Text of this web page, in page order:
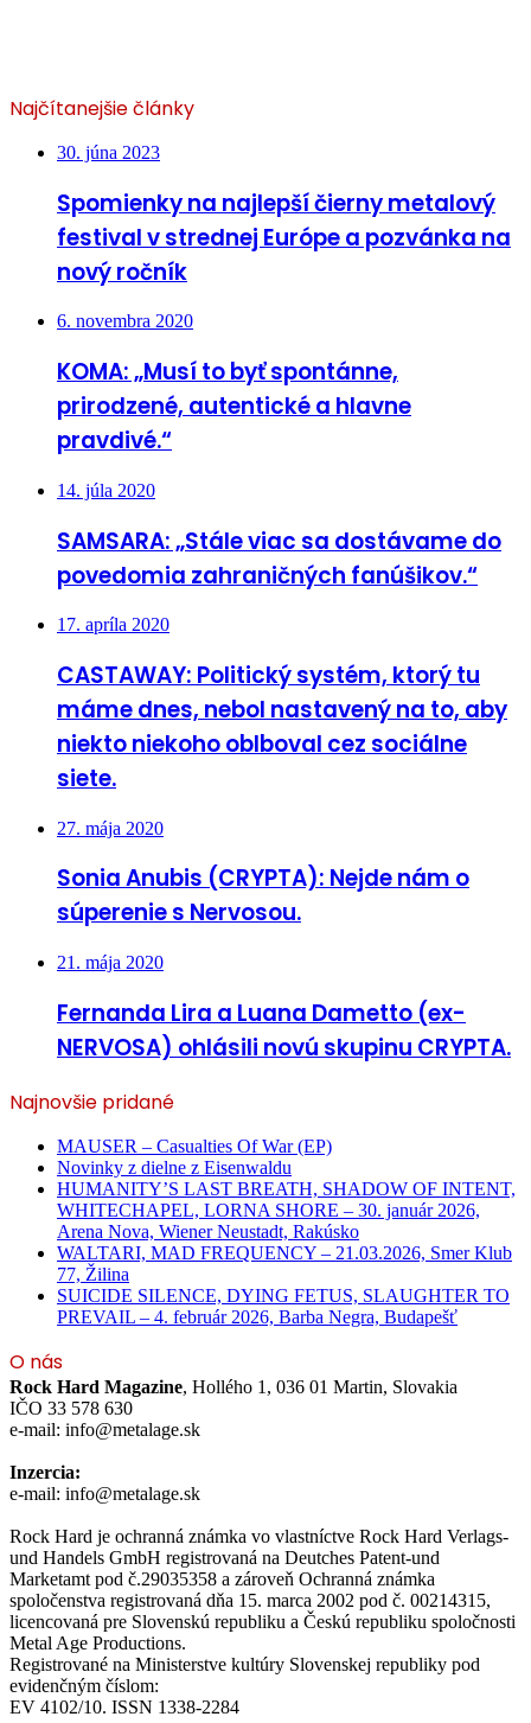
Najčítanejšie články
30. júna 2023
Spomienky na najlepší čierny metalový
festival v strednej Európe a pozvánka na
nový ročník
6. novembra 2020
KOMA: „Musí to byť spontánne,
prirodzené, autentické a hlavne
pravdivé.“
14. júla 2020
SAMSARA: „Stále viac sa dostávame do
povedomia zahraničných fanúšikov.“
17. apríla 2020
CASTAWAY: Politický systém, ktorý tu
máme dnes, nebol nastavený na to, aby
niekto niekoho oblboval cez sociálne
siete.
27. mája 2020
Sonia Anubis (CRYPTA): Nejde nám o
súperenie s Nervosou.
21. mája 2020
Fernanda Lira a Luana Dametto (ex-
NERVOSA) ohlásili novú skupinu CRYPTA.
Najnovšie pridané
MAUSER – Casualties Of War (EP)
Novinky z dielne z Eisenwaldu
HUMANITY’S LAST BREATH, SHADOW OF INTENT,
WHITECHAPEL, LORNA SHORE – 30. január 2026,
Arena Nova, Wiener Neustadt, Rakúsko
WALTARI, MAD FREQUENCY – 21.03.2026, Smer Klub
77, Žilina
SUICIDE SILENCE, DYING FETUS, SLAUGHTER TO
PREVAIL – 4. február 2026, Barba Negra, Budapešť
O nás
Rock Hard Magazine, Hollého 1, 036 01 Martin, Slovakia
IČO 33 578 630
e-mail: info@metalage.sk
Inzercia:
e-mail: info@metalage.sk
Rock Hard je ochranná známka vo vlastníctve Rock Hard Verlags-
und Handels GmbH registrovaná na Deutches Patent-und
Marketamt pod č.29035358 a zároveň Ochranná známka
spoločenstva registrovaná dňa 15. marca 2002 pod č. 00214315,
licencovaná pre Slovenskú republiku a Českú republiku spoločnosti
Metal Age Productions.
Registrované na Ministerstve kultúry Slovenskej republiky pod
evidenčným číslom:
EV 4102/10. ISSN 1338-2284